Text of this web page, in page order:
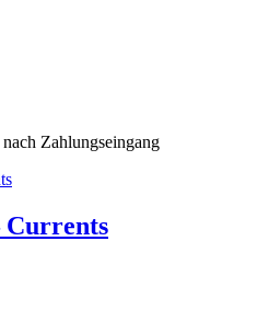
Zahlungseingang
Currents